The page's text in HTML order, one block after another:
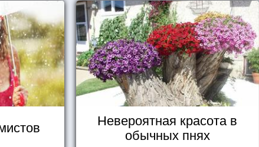
Невероятная красота в
обычных пнях